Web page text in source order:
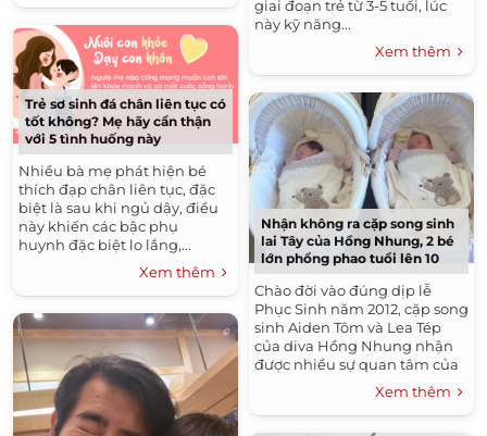
Trẻ sơ sinh đá chân liên tục có
tốt không? Mẹ hãy cẩn thận
với 5 tình huống này
Nhiều bà mẹ phát hiện bé
thích đạp chân liên tục, đặc
biệt là sau khi ngủ dậy, điều
này khiến các bậc phụ
huynh đặc biệt lo lắng,...
Xem thêm
giai đoạn trẻ từ 3-5 tuổi, lúc
này kỹ năng...
Xem thêm
Nhận không ra cặp song sinh
lai Tây của Hồng Nhung, 2 bé
lớn phổng phao tuổi lên 10
Chào đời vào đúng dịp lễ
Phục Sinh năm 2012, cặp song
sinh Aiden Tôm và Lea Tép
của diva Hồng Nhung nhận
được nhiều sự quan tâm của
Xem thêm